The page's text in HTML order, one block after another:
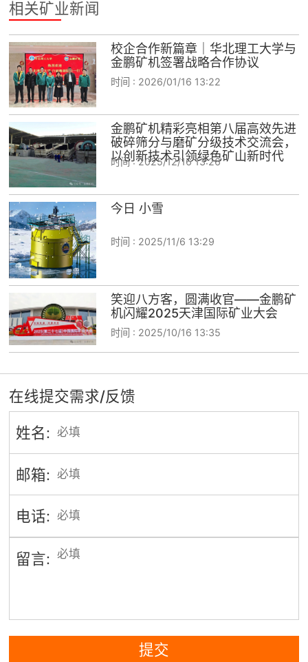
相关矿业新闻
校企合作新篇章｜华北理工大学与
金鹏矿机签署战略合作协议
时间 : 2026/01/16 13:22
金鹏矿机精彩亮相第八届高效先进
破碎筛分与磨矿分级技术交流会，
以创新技术引领绿色矿山新时代
时间 :2025/12/16 13:26
今日 小雪
时间 : 2025/11/6 13:29
笑迎八方客，圆满收官——金鹏矿
机闪耀2025天津国际矿业大会
时间 : 2025/10/16 13:35
在线提交需求/反馈
姓名:
邮箱:
电话:
留言:
提交